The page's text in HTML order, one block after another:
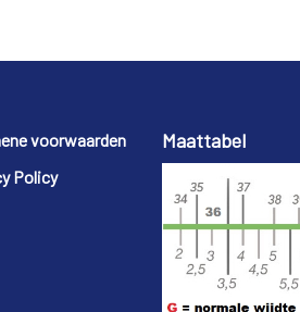
voorwaarden
Policy
Maattabel